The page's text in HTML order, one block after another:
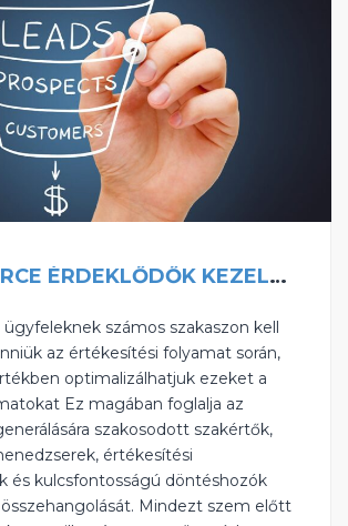
SALESFORCE ÉRDEKLŐDŐK KEZELÉSE: 5 MÓDSZER A MUNKAFOLYAMAT OPTIMALIZÁLÁSÁRA
ügyfeleknek számos szakaszon kell
az értékesítési folyamat során,
optimalizálhatjuk ezeket a
Ez magában foglalja az
szakosodott szakértők,
értékesítési
és kulcsfontosságú döntéshozók
Mindezt szem előtt